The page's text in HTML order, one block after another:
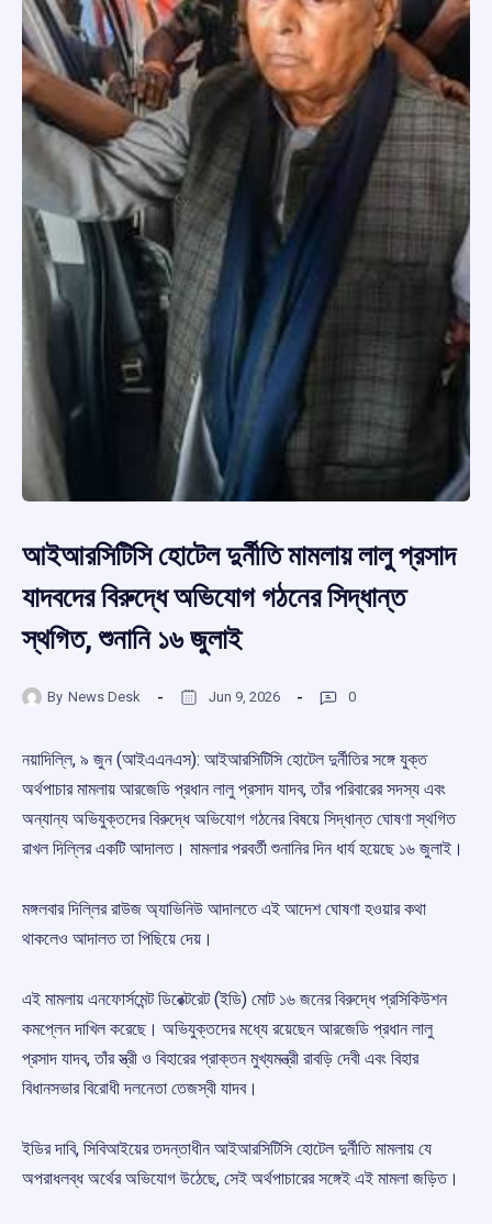
আইআরসিটিসি হোটেল দুর্নীতি মামলায় লালু প্রসাদ
যাদবদের বিরুদ্ধে অভিযোগ গঠনের সিদ্ধান্ত
স্থগিত, শুনানি ১৬ জুলাই
By News Desk Jun 9, 2026 0
নয়াদিল্লি, ৯ জুন (আইএএনএস): আইআরসিটিসি হোটেল দুর্নীতির সঙ্গে যুক্ত
অর্থপাচার মামলায় আরজেডি প্রধান লালু প্রসাদ যাদব, তাঁর পরিবারের সদস্য এবং
অন্যান্য অভিযুক্তদের বিরুদ্ধে অভিযোগ গঠনের বিষয়ে সিদ্ধান্ত ঘোষণা স্থগিত
রাখল দিল্লির একটি আদালত। মামলার পরবর্তী শুনানির দিন ধার্য হয়েছে ১৬ জুলাই।
মঙ্গলবার দিল্লির রাউজ অ্যাভিনিউ আদালতে এই আদেশ ঘোষণা হওয়ার কথা
থাকলেও আদালত তা পিছিয়ে দেয়।
এই মামলায় এনফোর্সমেন্ট ডিরেক্টরেট (ইডি) মোট ১৬ জনের বিরুদ্ধে প্রসিকিউশন
কমপ্লেন দাখিল করেছে। অভিযুক্তদের মধ্যে রয়েছেন আরজেডি প্রধান লালু
প্রসাদ যাদব, তাঁর স্ত্রী ও বিহারের প্রাক্তন মুখ্যমন্ত্রী রাবড়ি দেবী এবং বিহার
বিধানসভার বিরোধী দলনেতা তেজস্বী যাদব।
ইডির দাবি, সিবিআইয়ের তদন্তাধীন আইআরসিটিসি হোটেল দুর্নীতি মামলায় যে
অপরাধলব্ধ অর্থের অভিযোগ উঠেছে, সেই অর্থপাচারের সঙ্গেই এই মামলা জড়িত।